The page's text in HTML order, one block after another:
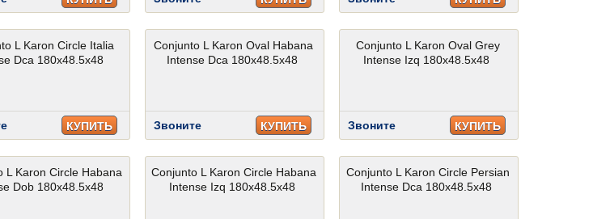
L Karon Circle Italia
Dca 180x48.5x48
КУПИТЬ
Conjunto L Karon Oval Habana
Intense Dca 180x48.5x48
Звоните КУПИТЬ
Conjunto L Karon Oval Grey
Intense Izq 180x48.5x48
Звоните КУПИТЬ
L Karon Circle Habana
Dob 180x48.5x48
Conjunto L Karon Circle Habana
Intense Izq 180x48.5x48
Conjunto L Karon Circle Persian
Intense Dca 180x48.5x48